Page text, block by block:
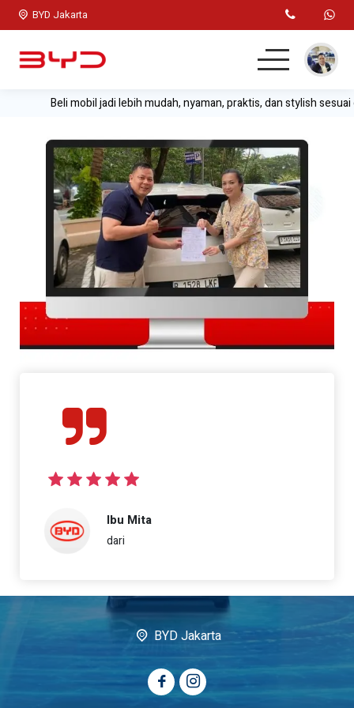
BYD Jakarta
Home
Mobil BYD
Test Drive
Simulasi Kredit
Lainnya
Kontak
Beli mobil jadi lebih mudah, nyaman, praktis, dan stylish
Ibu Mita
dari
BYD Jakarta